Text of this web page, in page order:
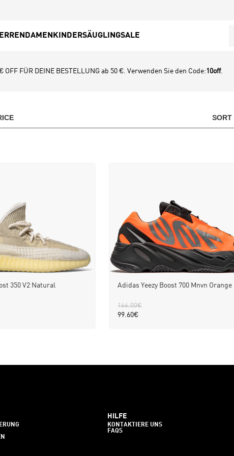
DAMEN KINDERSÄUGLINGSALE
OFF FÜR DEINE BESTELLUNG ab 50 €. Verwenden Sie den Code:10off.
SORT
350 V2 Natural Adidas Yeezy Boost 700 Mnvn Orange
166.00€
99.60€
HILFE
KONTAKTIERE UNS
FAQS